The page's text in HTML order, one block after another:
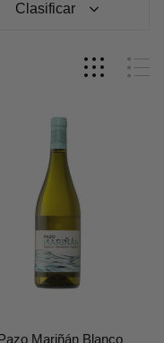
la mayoría de
provienen de la D.O.
disponemos de
Vinos con Carácter
diferentes.
más complejas y
dependiendo su
Clasificar
Mariñán Blanco